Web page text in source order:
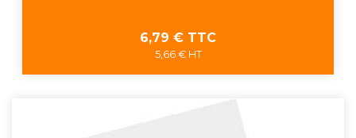
Prix
6,79 € TTC
5,66 € HT